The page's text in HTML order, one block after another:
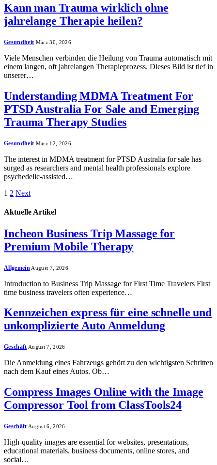
Kann man Trauma wirklich ohne
jahrelange Therapie heilen?
Gesundheit März 30, 2026
Viele Menschen verbinden die Heilung von Trauma automatisch mit
einem langen, oft jahrelangen Therapieprozess. Dieses Bild ist tief in
unserer…
Understanding MDMA Treatment For
PTSD Australia For Sale and Emerging
Trauma Therapy Studies
Gesundheit März 12, 2026
The interest in MDMA treatment for PTSD Australia for sale has
surged as researchers and mental health professionals explore
psychedelic-assisted…
1 2 Next
Aktuelle Artikel
Incheon Business Trip Massage for
Premium Mobile Therapy
Allgemein August 7, 2026
Introduction to Business Trip Massage for First Time Travelers First
time business travelers often experience…
Kennzeichen express für eine schnelle und
unkomplizierte Auto Anmeldung
Geschäft August 7, 2026
Die Anmeldung eines Fahrzeugs gehört zu den wichtigsten Schritten
nach dem Kauf eines Autos. Ob…
Compress Images Online with the Image
Compressor Tool from ClassTools24
Geschäft August 6, 2026
High-quality images are essential for websites, presentations,
educational materials, business documents, online stores, and
social…